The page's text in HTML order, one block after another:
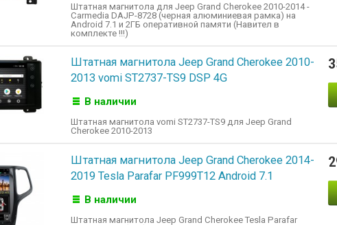
Штатная магнитола для Jeep Grand Cherokee 2010-2014 -
Carmedia DAJP-8728 (черная алюминиевая рамка) на
Android 7.1 и 2ГБ оперативной памяти (Навител в
комплекте !!!)
Штатная магнитола Jeep Grand Cherokee 2010-
2013 vomi ST2737-TS9 DSP 4G
В наличии
Штатная магнитола vomi ST2737-TS9 для Jeep Grand
Cherokee 2010-2013
Штатная магнитола Jeep Grand Cherokee 2014-
2019 Tesla Parafar PF999T12 Android 7.1
В наличии
Штатная магнитола Jeep Grand Cherokee Tesla Parafar